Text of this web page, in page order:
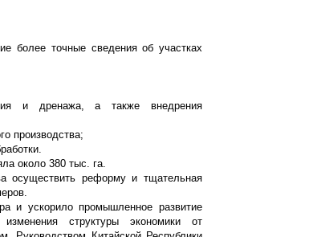
более точные сведения об участках
и дренажа, а также внедрения
производства;
около 380 тыс. га.
осуществить реформу и тщательная
и ускорило промышленное развитие
структуры экономики от